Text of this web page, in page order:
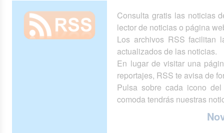
Consulta gratis las noticias
lector de noticias o página
Los archivos RSS facilitan
actualizados de las noticias.
En lugar de visitar una
reportajes, RSS te avisa de
Pulsa sobre cada icono
comoda tendrás nuestras